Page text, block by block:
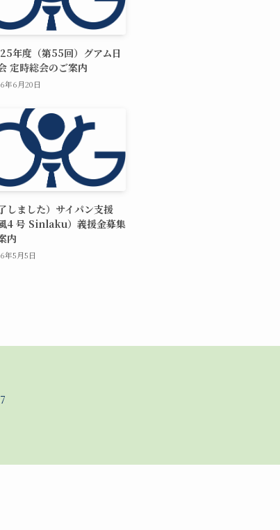
年度（第55回）グアム日
定時総会のご案内
年6月20日
しました）サイパン支援
風4 号 Sinlaku）義援金募集
内
年5月5日